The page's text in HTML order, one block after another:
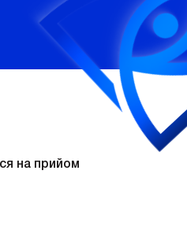
на прийом